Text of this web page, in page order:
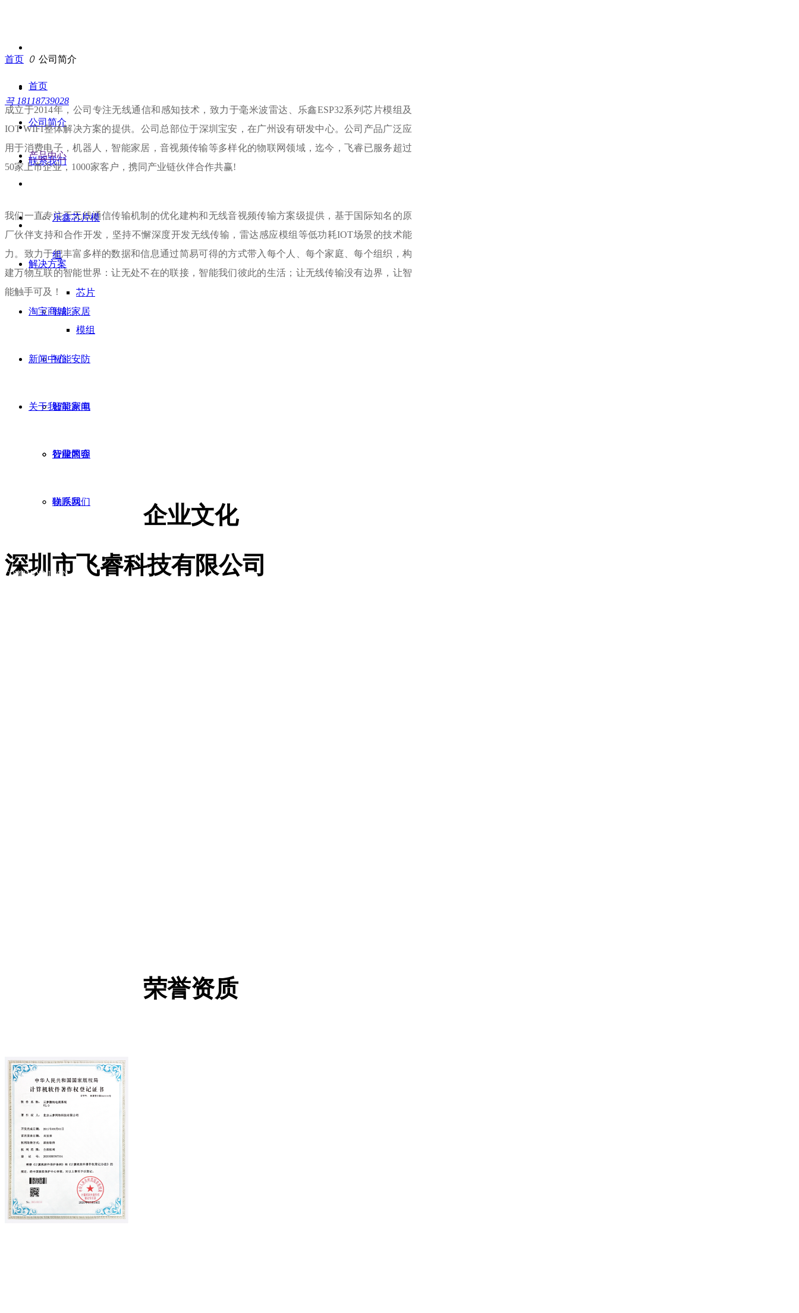
首页
끅 18118739028
产品中心
乐鑫芯片模
组
芯片
模组
解决方案
智能家居
智能安防
智能家电
智能照明
物联网
淘宝商城
新闻中心
公司新闻
行业内容
关于我们
公司简介
联系我们
首页 ꄲ 公司简介
公司简介
联系我们
成立于2014年，公司专注无线通信和感知技术，致力于毫米波雷达、乐鑫ESP32系列芯片模组及
IOT WIFI整体解决方案的提供。公司总部位于深圳宝安，在广州设有研发中心。公司产品广泛应
用于消费电子，机器人，智能家居，音视频传输等多样化的物联网领域，迄今，飞睿已服务超过
50家上市企业，1000家客户，携同产业链伙伴合作共赢!
我们一直专注于无线通信传输机制的优化建构和无线音视频传输方案级提供，基于国际知名的原
厂伙伴支持和合作开发，坚持不懈深度开发无线传输，雷达感应模组等低功耗IOT场景的技术能
力。致力于把丰富多样的数据和信息通过简易可得的方式带入每个人、每个家庭、每个组织，构
建万物互联的智能世界：让无处不在的联接，智能我们彼此的生活；让无线传输没有边界，让智
能触手可及！
深圳市飞睿科技有限公司
企业文化
COMPANY VISION
公司使命
MISSION
公司使命
MISSION
让无线传输没有边界，让智能触手可
及！
荣誉资质